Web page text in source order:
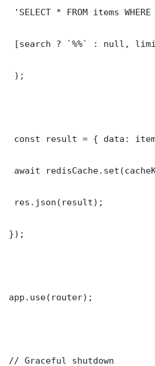
'SELECT * FROM items
[search ? `%%` : null,
);
const result = { data:
await
res.json(result);
});
app.use(router);
// Graceful shutdown